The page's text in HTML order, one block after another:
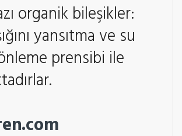
organik bileşikler:
yansıtma ve su
prensibi ile